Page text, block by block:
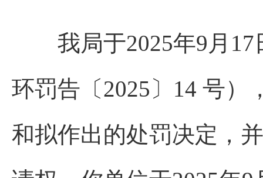
我局于2025年9月17
环罚告〔2025〕14 号）
和拟作出的处罚决定，